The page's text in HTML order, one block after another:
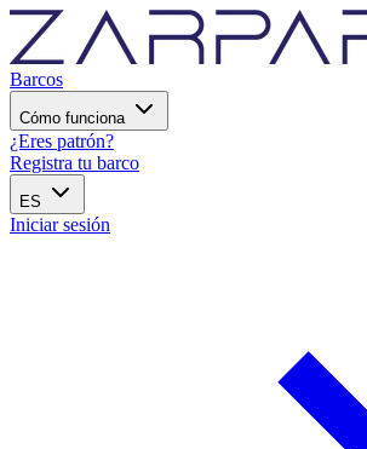
Barcos
Cómo funciona
¿Eres patrón?
Registra tu barco
ES
Iniciar sesión